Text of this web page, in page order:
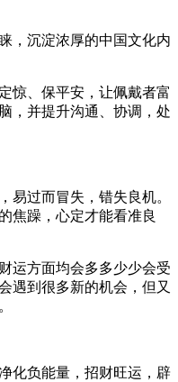
，沉淀浓厚的中国文化内
惊、保平安，让佩戴者富
，并提升沟通、协调，处
易过而冒失，错失良机。
焦躁，心定才能看准良
运方面均会多多少少会受
遇到很多新的机会，但又
化负能量，招财旺运，辟